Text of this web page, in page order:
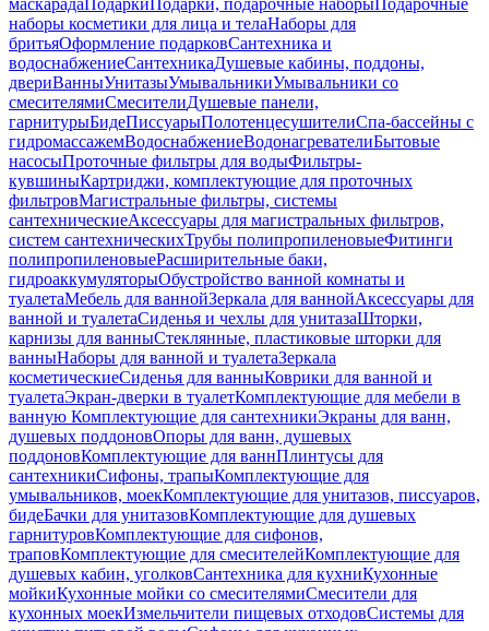
маскарадаПодаркиПодарки, подарочные наборыПодарочные
наборы косметики для лица и телаНаборы для
бритьяОформление подарковСантехника и
водоснабжениеСантехникаДушевые кабины, поддоны,
двериВанныУнитазыУмывальникиУмывальники со
смесителямиСмесителиДушевые панели,
гарнитурыБидеПиссуарыПолотенцесушителиСпа-бассейны с
гидромассажемВодоснабжениеВодонагревателиБытовые
насосыПроточные фильтры для водыФильтры-
кувшиныКартриджи, комплектующие для проточных
фильтровМагистральные фильтры, системы
сантехническиеАксессуары для магистральных фильтров,
систем сантехническихТрубы полипропиленовыеФитинги
полипропиленовыеРасширительные баки,
гидроаккумуляторыОбустройство ванной комнаты и
туалетаМебель для ваннойЗеркала для ваннойАксессуары для
ванной и туалетаСиденья и чехлы для унитазаШторки,
карнизы для ванныСтеклянные, пластиковые шторки для
ванныНаборы для ванной и туалетаЗеркала
косметическиеСиденья для ванныКоврики для ванной и
туалетаЭкран-дверки в туалетКомплектующие для мебели в
ванную Комплектующие для сантехникиЭкраны для ванн,
душевых поддоновОпоры для ванн, душевых
поддоновКомплектующие для ваннПлинтусы для
сантехникиСифоны, трапыКомплектующие для
умывальников, моекКомплектующие для унитазов, писсуаров,
бидеБачки для унитазовКомплектующие для душевых
гарнитуровКомплектующие для сифонов,
траповКомплектующие для смесителейКомплектующие для
душевых кабин, уголковСантехника для кухниКухонные
мойкиКухонные мойки со смесителямиСмесители для
кухонных моекИзмельчители пищевых отходовСистемы для